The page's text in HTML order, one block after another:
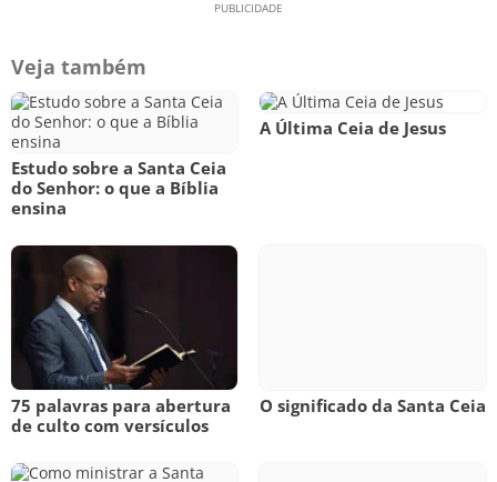
Veja também
Estudo sobre a Santa Ceia
do Senhor: o que a Bíblia
ensina
A Última Ceia de Jesus
75 palavras para abertura
de culto com versículos
O significado da Santa Ceia